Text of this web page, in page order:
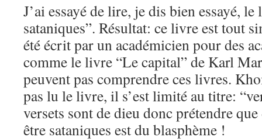
J’ai essayé de lire, je dis bien essayé,
sataniques”. Résultat: ce livre est tout
été écrit par un académicien pour des
comme le livre “Le capital” de Karl
peuvent pas comprendre ces livres.
pas lu le livre, il s’est limité au titre:
versets sont de dieu donc prétendre
être sataniques est du blasphème !